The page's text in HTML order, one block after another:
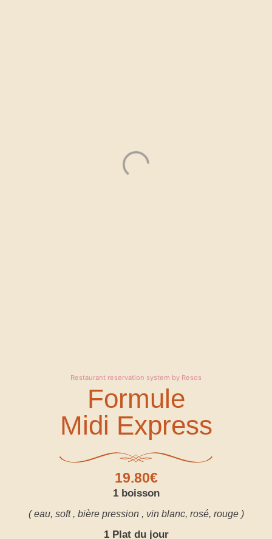
Restaurant reservation system by Resos
Formule
Midi Express
19.80€
1 boisson
( eau, soft , bière pression , vin blanc, rosé, rouge )
1 Plat du jour